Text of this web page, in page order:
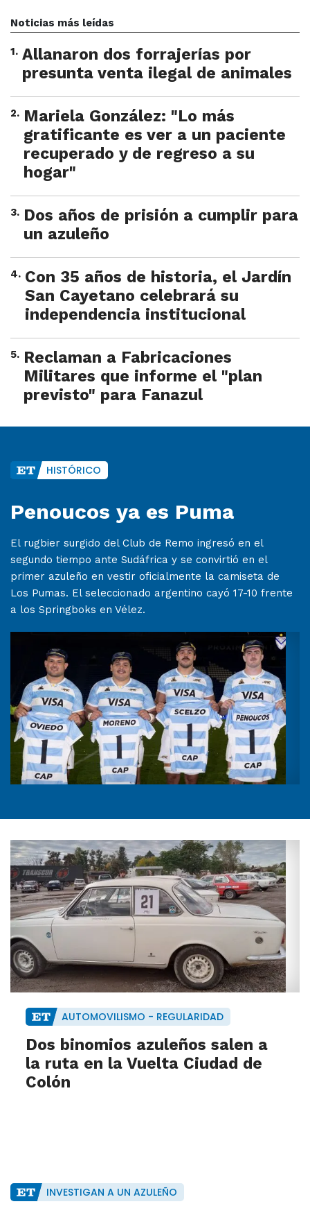
Noticias más leídas
1. Allanaron dos forrajerías por
presunta venta ilegal de animales
2. Mariela González: "Lo más
gratificante es ver a un paciente
recuperado y de regreso a su
hogar"
3. Dos años de prisión a cumplir para
un azuleño
4. Con 35 años de historia, el Jardín
San Cayetano celebrará su
independencia institucional
5. Reclaman a Fabricaciones
Militares que informe el "plan
previsto" para Fanazul
HISTÓRICO
Penoucos ya es Puma
El rugbier surgido del Club de Remo ingresó en el
segundo tiempo ante Sudáfrica y se convirtió en el
primer azuleño en vestir oficialmente la camiseta de
Los Pumas. El seleccionado argentino cayó 17-10 frente
a los Springboks en Vélez.
AUTOMOVILISMO - REGULARIDAD
Dos binomios azuleños salen a
la ruta en la Vuelta Ciudad de
Colón
INVESTIGAN A UN AZULEÑO